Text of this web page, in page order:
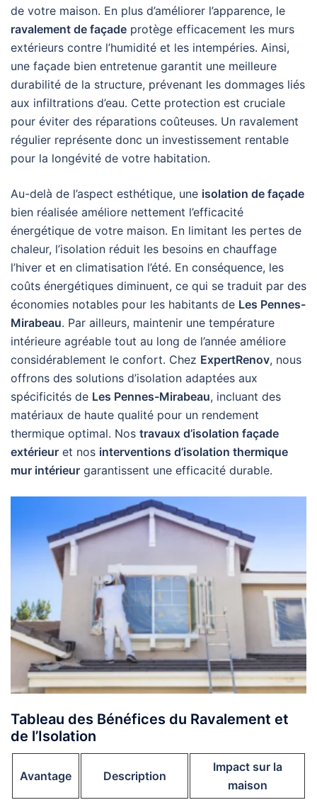
de votre maison. En plus d’améliorer l’apparence, le
ravalement de façade protège efficacement les murs
extérieurs contre l’humidité et les intempéries. Ainsi,
une façade bien entretenue garantit une meilleure
durabilité de la structure, prévenant les dommages liés
aux infiltrations d’eau. Cette protection est cruciale
pour éviter des réparations coûteuses. Un ravalement
régulier représente donc un investissement rentable
pour la longévité de votre habitation.
Au-delà de l’aspect esthétique, une isolation de façade
bien réalisée améliore nettement l’efficacité
énergétique de votre maison. En limitant les pertes de
chaleur, l’isolation réduit les besoins en chauffage
l’hiver et en climatisation l’été. En conséquence, les
coûts énergétiques diminuent, ce qui se traduit par des
économies notables pour les habitants de Les Pennes-
Mirabeau. Par ailleurs, maintenir une température
intérieure agréable tout au long de l’année améliore
considérablement le confort. Chez ExpertRenov, nous
offrons des solutions d’isolation adaptées aux
spécificités de Les Pennes-Mirabeau, incluant des
matériaux de haute qualité pour un rendement
thermique optimal. Nos travaux d’isolation façade
extérieur et nos interventions d’isolation thermique
mur intérieur garantissent une efficacité durable.
Tableau des Bénéfices du Ravalement et
de l’Isolation
Avantage Description
Impact sur la
maison